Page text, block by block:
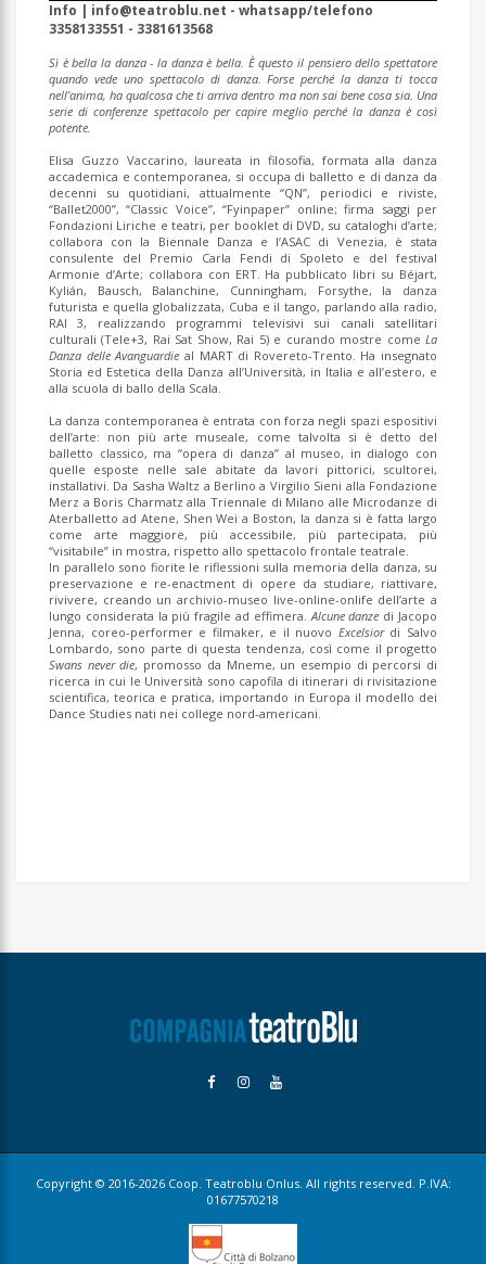
Info | info@teatroblu.net - whatsapp/telefono
3358133551 - 3381613568
Sì è bella la danza - la danza è bella. È questo il pensiero dello spettatore
quando vede uno spettacolo di danza. Forse perché la danza ti tocca
nell’anima, ha qualcosa che ti arriva dentro ma non sai bene cosa sia. Una
serie di conferenze spettacolo per capire meglio perché la danza è così
potente.
Elisa Guzzo Vaccarino, laureata in filosofia, formata alla danza
accademica e contemporanea, si occupa di balletto e di danza da
decenni su quotidiani, attualmente “QN”, periodici e riviste,
“Ballet2000”, “Classic Voice”, “Fyinpaper” online; firma saggi per
Fondazioni Liriche e teatri, per booklet di DVD, su cataloghi d’arte;
collabora con la Biennale Danza e l’ASAC di Venezia, è stata
consulente del Premio Carla Fendi di Spoleto e del festival
Armonie d’Arte; collabora con ERT. Ha pubblicato libri su Béjart,
Kylián, Bausch, Balanchine, Cunningham, Forsythe, la danza
futurista e quella globalizzata, Cuba e il tango, parlando alla radio,
RAI 3, realizzando programmi televisivi sui canali satellitari
culturali (Tele+3, Rai Sat Show, Rai 5) e curando mostre come La
Danza delle Avanguardie al MART di Rovereto-Trento. Ha insegnato
Storia ed Estetica della Danza all’Università, in Italia e all’estero, e
alla scuola di ballo della Scala.
La danza contemporanea è entrata con forza negli spazi espositivi
dell’arte: non più arte museale, come talvolta si è detto del
balletto classico, ma “opera di danza” al museo, in dialogo con
quelle esposte nelle sale abitate da lavori pittorici, scultorei,
installativi. Da Sasha Waltz a Berlino a Virgilio Sieni alla Fondazione
Merz a Boris Charmatz alla Triennale di Milano alle Microdanze di
Aterballetto ad Atene, Shen Wei a Boston, la danza si è fatta largo
come arte maggiore, più accessibile, più partecipata, più
“visitabile” in mostra, rispetto allo spettacolo frontale teatrale.
In parallelo sono fiorite le riflessioni sulla memoria della danza, su
preservazione e re-enactment di opere da studiare, riattivare,
rivivere, creando un archivio-museo live-online-onlife dell’arte a
lungo considerata la più fragile ad effimera.Alcune danze di Jacopo
Jenna, coreo-performer e filmaker, e il nuovo Excelsiordi Salvo
Lombardo, sono parte di questa tendenza, così come il progetto
Swans never die, promosso da Mneme, un esempio di percorsi di
ricerca in cui le Università sono capofila di itinerari di rivisitazione
scientifica, teorica e pratica, importando in Europa il modello dei
Dance Studies nati nei college nord-americani.
Copyright © 2016-2026 Coop. Teatroblu Onlus. All rights reserved. P.IVA:
01677570218